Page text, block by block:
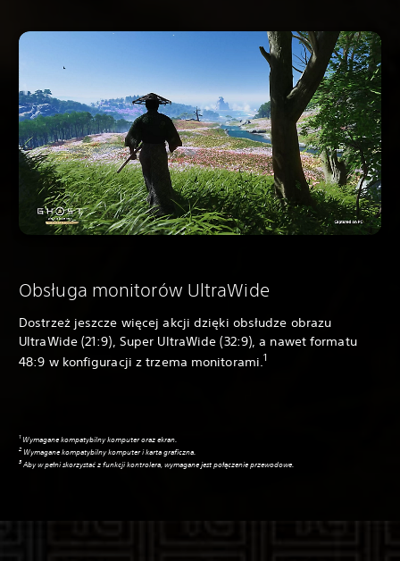
Obsługa monitorów UltraWide
Dostrzeż jeszcze więcej akcji dzięki obsłudze obrazu
UltraWide (21:9), Super UltraWide (32:9), a nawet formatu
48:9 w konfiguracji z trzema monitorami.1
1 Wymagane kompatybilny komputer oraz ekran.
2 Wymagane kompatybilny komputer i karta graficzna.
3 Aby w pełni skorzystać z funkcji kontrolera, wymagane jest połączenie przewodowe.